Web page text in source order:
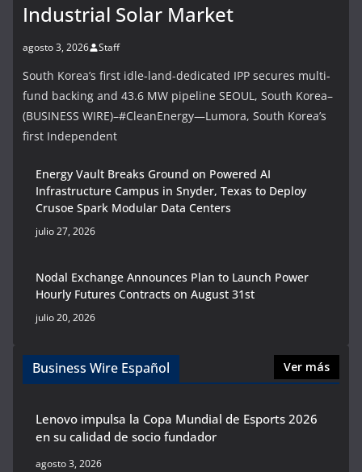
Industrial Solar Market
agosto 3, 2026 Staff
South Korea’s first idle-land-dedicated IPP secures multi-
fund backing and 43.6 MW pipeline SEOUL, South Korea–
(BUSINESS WIRE)–#CleanEnergy—Lumora, South Korea’s
first Independent
Energy Vault Breaks Ground on Powered AI
Infrastructure Campus in Snyder, Texas to Deploy
Crusoe Spark Modular Data Centers
julio 27, 2026
Nodal Exchange Announces Plan to Launch Power
Hourly Futures Contracts on August 31st
julio 20, 2026
Business Wire Español Ver más
Lenovo impulsa la Copa Mundial de Esports 2026
en su calidad de socio fundador
agosto 3, 2026